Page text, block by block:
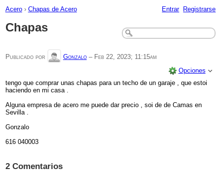
Acero › Chapas de Acero Entrar Registrarse
Chapas
Publicado por Gonzalo– Feb 22, 2023; 11:15am
Opciones
tengo que comprar unas chapas para un techo de un garaje , que estoi
haciendo en mi casa .
Alguna empresa de acero me puede dar precio , soi de de Camas en
Sevilla .
Gonzalo
616 040003
2 Comentarios